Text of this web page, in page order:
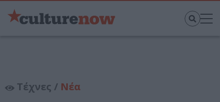
Τέχνες / Νέα